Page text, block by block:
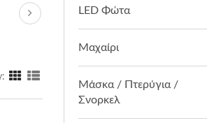
LED Φώτα
Μαχαίρι
Μάσκα / Πτερύγια /
Σνορκελ